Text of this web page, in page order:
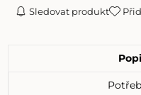
Sledovat produkt